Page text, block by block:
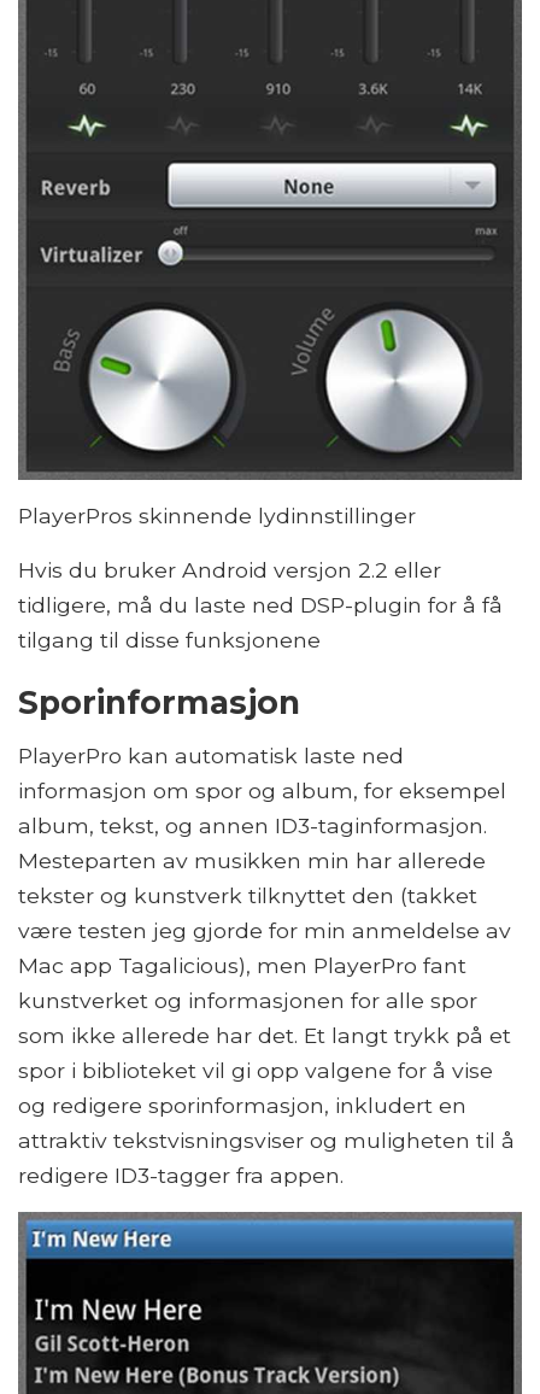
PlayerPros skinnende lydinnstillinger
Hvis du bruker Android versjon 2.2 eller
tidligere, må du laste ned DSP-plugin for å få
tilgang til disse funksjonene
Sporinformasjon
PlayerPro kan automatisk laste ned
informasjon om spor og album, for eksempel
album, tekst, og annen ID3-taginformasjon.
Mesteparten av musikken min har allerede
tekster og kunstverk tilknyttet den (takket
være testen jeg gjorde for min anmeldelse av
Mac app Tagalicious), men PlayerPro fant
kunstverket og informasjonen for alle spor
som ikke allerede har det. Et langt trykk på et
spor i biblioteket vil gi opp valgene for å vise
og redigere sporinformasjon, inkludert en
attraktiv tekstvisningsviser og muligheten til å
redigere ID3-tagger fra appen.